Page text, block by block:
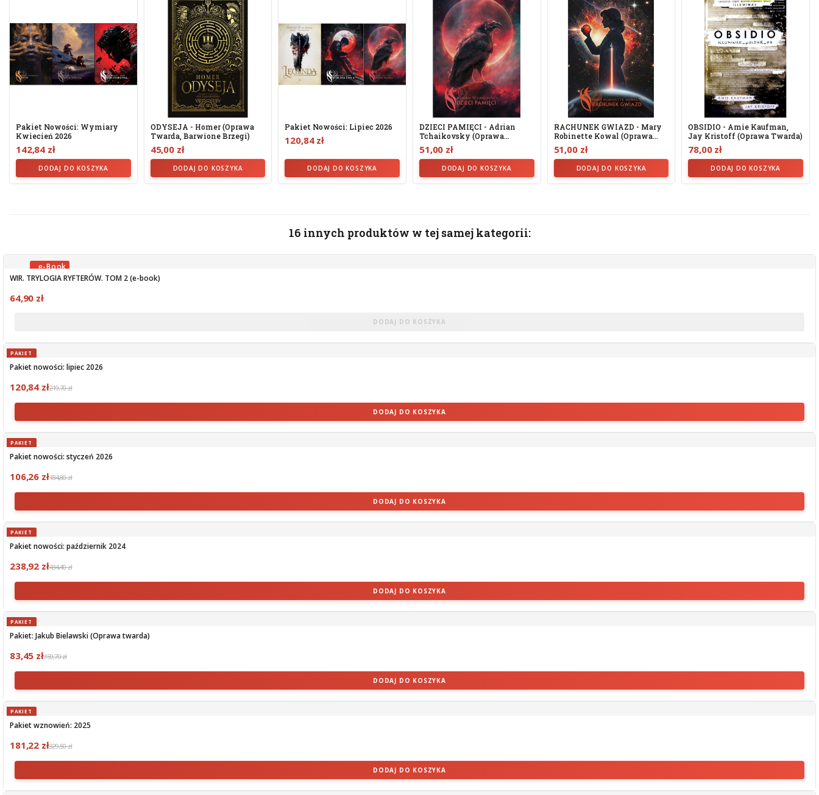
Pakiet Nowości: Wymiary
Kwiecień 2026
142,84 zł
DODAJ DO KOSZYKA
ODYSEJA - Homer (oprawa
Twarda, Barwione Brzegi)
45,00 zł
DODAJ DO KOSZYKA
Pakiet Nowości: Lipiec 2026
120,84 zł
DODAJ DO KOSZYKA
DZIECI PAMIĘCI - Adrian
Tchaikovsky (oprawa
Twarda)
51,00 zł
DODAJ DO KOSZYKA
RACHUNEK GWIAZD - Mary
Robinette Kowal (oprawa
Twarda)
51,00 zł
DODAJ DO KOSZYKA
OBSIDIO - Amie Kaufman,
Jay Kristoff (oprawa Twarda)
78,00 zł
DODAJ DO KOSZYKA
16 innych produktów w tej samej kategorii:
OBECNIE BRAK NA STANIE
WIR. TRYLOGIA RYFTERÓW. TOM 2 (e-book)
64,90 zł
DODAJ DO KOSZYKA
PAKIET
Pakiet nowości: lipiec 2026
120,84 zł219,70 zł
DODAJ DO KOSZYKA
PAKIET
Pakiet nowości: styczeń 2026
106,26 zł184,80 zł
DODAJ DO KOSZYKA
PAKIET
Pakiet nowości: październik 2024
238,92 zł434,40 zł
DODAJ DO KOSZYKA
PAKIET
Pakiet: Jakub Bielawski (Oprawa twarda)
83,45 zł159,70 zł
DODAJ DO KOSZYKA
PAKIET
Pakiet wznowień: 2025
181,22 zł329,50 zł
DODAJ DO KOSZYKA